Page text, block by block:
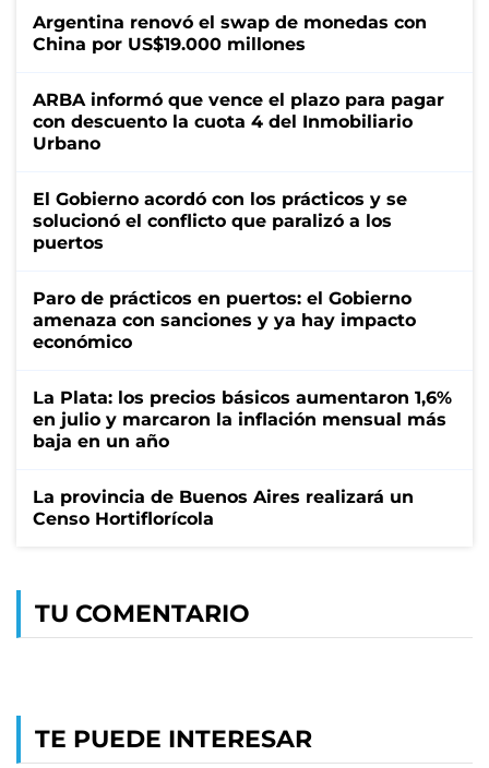
Argentina renovó el swap de monedas con
China por US$19.000 millones
ARBA informó que vence el plazo para pagar
con descuento la cuota 4 del Inmobiliario
Urbano
El Gobierno acordó con los prácticos y se
solucionó el conflicto que paralizó a los
puertos
Paro de prácticos en puertos: el Gobierno
amenaza con sanciones y ya hay impacto
económico
La Plata: los precios básicos aumentaron 1,6%
en julio y marcaron la inflación mensual más
baja en un año
La provincia de Buenos Aires realizará un
Censo Hortiflorícola
TU COMENTARIO
TE PUEDE INTERESAR